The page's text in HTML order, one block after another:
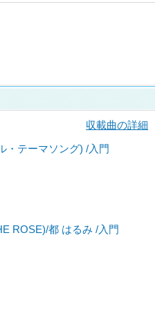
収載曲の詳細
・テーマソング) /入門
ROSE)/都 はるみ /入門